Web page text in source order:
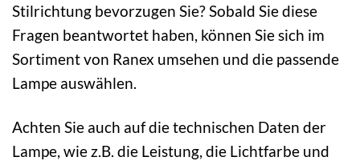
Stilrichtung bevorzugen Sie? Sobald Sie diese
Fragen beantwortet haben, können Sie sich im
Sortiment von Ranex umsehen und die passende
Lampe auswählen.
Achten Sie auch auf die technischen Daten der
Lampe, wie z.B. die Leistung, die Lichtfarbe und